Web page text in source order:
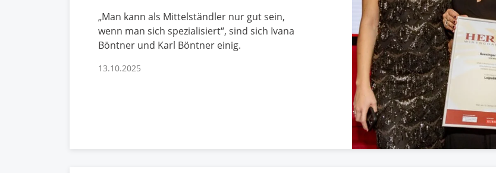
„Man kann als Mittelständler nur gut sein,
wenn man sich spezialisiert“, sind sich Ivana
Böntner und Karl Böntner einig.
13.10.2025